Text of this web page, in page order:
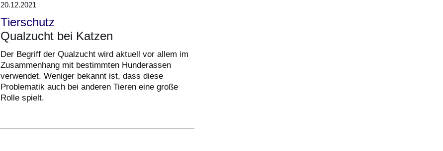
20.12.2021
Tierschutz
Qualzucht bei Katzen
Der Begriff der Qualzucht wird aktuell vor allem im
Zusammenhang mit bestimmten Hunderassen
verwendet. Weniger bekannt ist, dass diese
Problematik auch bei anderen Tieren eine große
Rolle spielt.